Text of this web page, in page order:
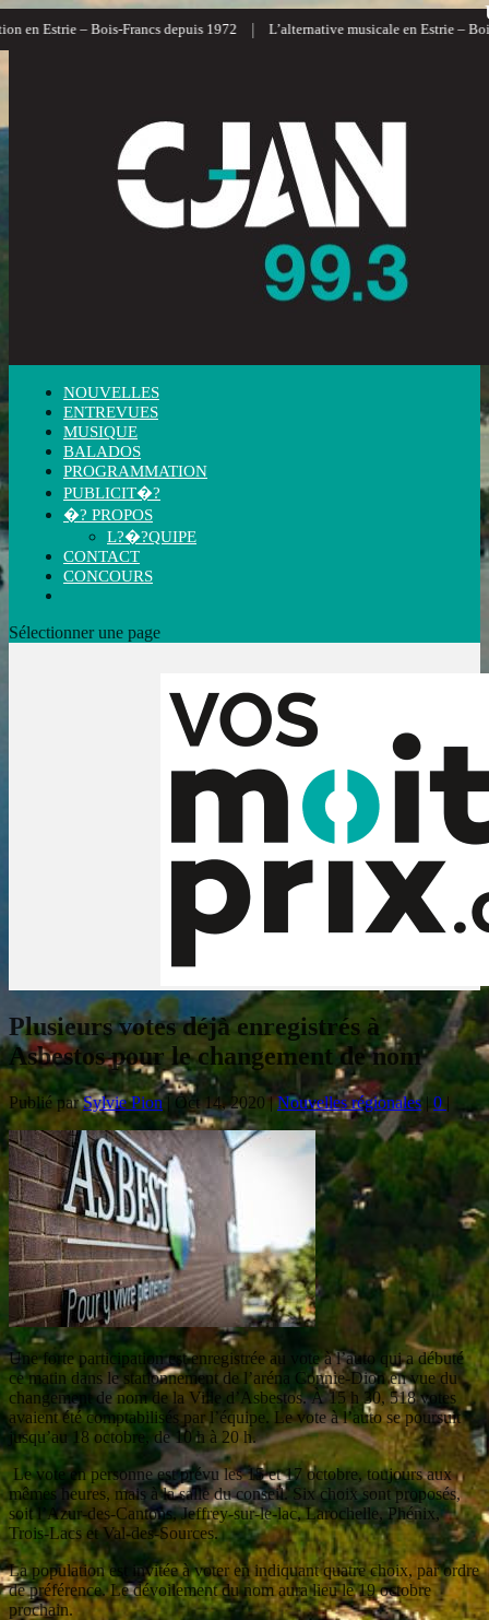
Estrie – Bois-Francs depuis 1972 | L’alternative musicale en Estrie – Bois-
NOUVELLES
ENTREVUES
MUSIQUE
BALADOS
PROGRAMMATION
PUBLICIT�?
�? PROPOS
L?�?QUIPE
CONTACT
CONCOURS
Sélectionner une page
Plusieurs votes déjà enregistrés à
Asbestos pour le changement de nom
Publié parSylvie Pion| Oct 14, 2020|Nouvelles régionales| 0 |
Une forte participation est enregistrée au vote à l’auto qui a débuté
ce matin dans le stationnement de l’aréna Connie-Dion en vue du
changement de nom de la Ville d’Asbestos. À 15 h 30, 518 votes
avaient été comptabilisés par l’équipe. Le vote à l’auto se poursuit
jusqu’au 18 octobre, de 10 h à 20 h.
Le vote en personne est prévu les 15 et 17 octobre, toujours aux
mêmes heures, mais à la salle du conseil. Six choix sont proposés,
soit l’Azur-des-Cantons, Jeffrey-sur-le-lac, Larochelle, Phénix,
Trois-Lacs et Val-des-Sources.
La population est invitée à voter en indiquant quatre choix, par ordre
de préférence. Le dévoilement du nom aura lieu le 19 octobre
prochain.